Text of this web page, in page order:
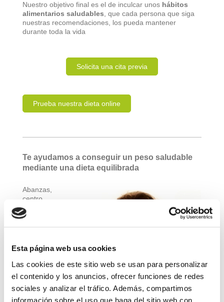
Esta página web usa cookies
Las cookies de este sitio web se usan para personalizar
el contenido y los anuncios, ofrecer funciones de redes
sociales y analizar el tráfico. Además, compartimos
información sobre el uso que haga del sitio web con
Nuestro objetivo final es el de inculcar unos hábitos
alimentarios saludables, que cada persona que siga
nuestras recomendaciones, los pueda mantener
durante toda la vida
Solicita una cita previa
Prueba nuestra dieta online
Te ayudamos a conseguir un peso saludable
mediante una dieta equilibrada
Abanzas,
centro
especializad
o
dietéticay
Gijón, es una
empresa
joven,
por realizar
un trabajo
serio y